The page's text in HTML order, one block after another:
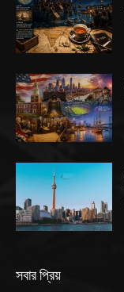
সবার প্রিয়